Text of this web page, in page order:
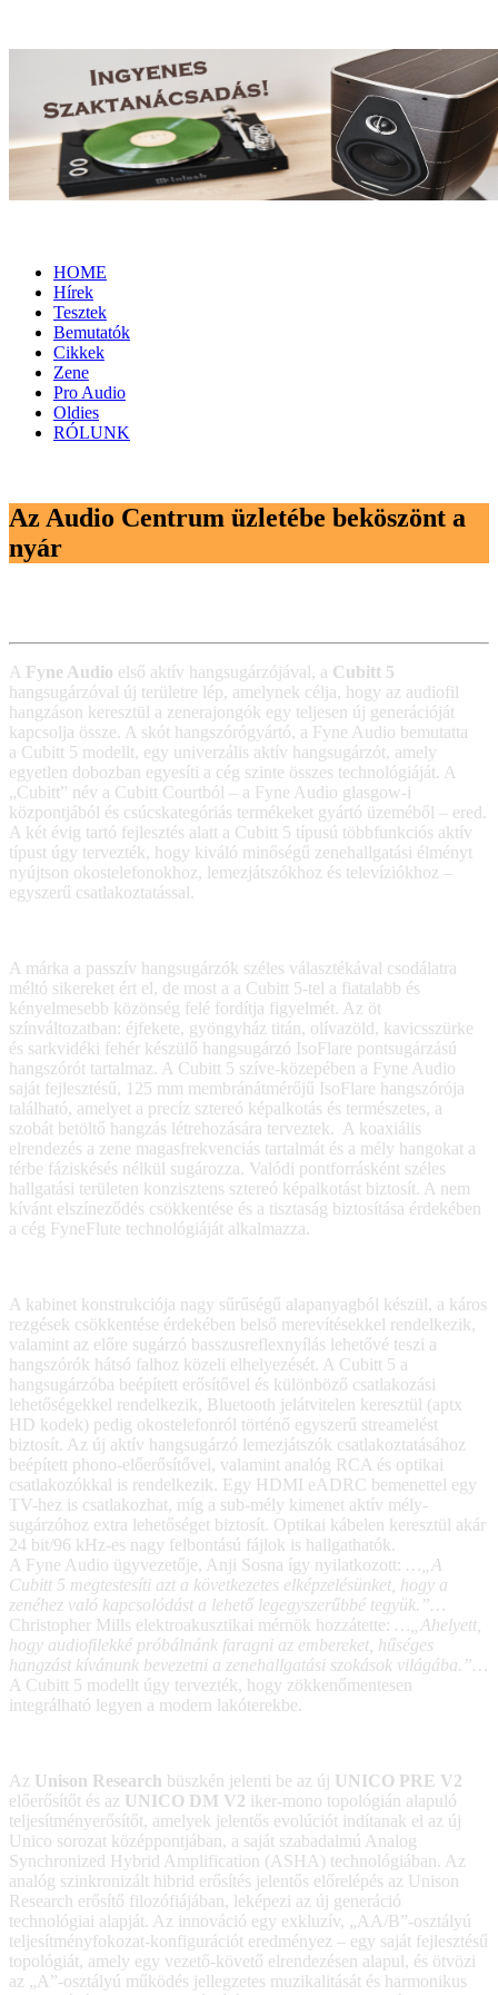
HOME
Hírek
Tesztek
Bemutatók
Cikkek
Zene
Pro Audio
Oldies
RÓLUNK
Az Audio Centrum üzletébe beköszönt a
nyár
A Fyne Audio első aktív hangsugárzójával, a Cubitt 5
hangsugárzóval új területre lép, amelynek célja, hogy az audiofil
hangzáson keresztül a zenerajongók egy teljesen új generációját
kapcsolja össze. A skót hangszórógyártó, a Fyne Audio bemutatta
a Cubitt 5 modellt, egy univerzális aktív hangsugárzót, amely
egyetlen dobozban egyesíti a cég szinte összes technológiáját. A
„Cubitt” név a Cubitt Courtból – a Fyne Audio glasgow-i
központjából és csúcskategóriás termékeket gyártó üzeméből – ered.
A két évig tartó fejlesztés alatt a Cubitt 5 típusú többfunkciós aktív
típust úgy tervezték, hogy kiváló minőségű zenehallgatási élményt
nyújtson okostelefonokhoz, lemezjátszókhoz és televíziókhoz –
egyszerű csatlakoztatással.
A márka a passzív hangsugárzók széles választékával csodálatra
méltó sikereket ért el, de most a a Cubitt 5-tel a fiatalabb és
kényelmesebb közönség felé fordítja figyelmét. Az öt
színváltozatban: éjfekete, gyöngyház titán, olívazöld, kavicsszürke
és sarkvidéki fehér készülő hangsugárzó IsoFlare pontsugárzású
hangszórót tartalmaz. A Cubitt 5 szíve-közepében a Fyne Audio
saját fejlesztésű, 125 mm membránátmérőjű IsoFlare hangszórója
található, amelyet a precíz sztereó képalkotás és természetes, a
szobát betöltő hangzás létrehozására terveztek. A koaxiális
elrendezés a zene magasfrekvenciás tartalmát és a mély hangokat a
térbe fáziskésés nélkül sugározza. Valódi pontforrásként széles
hallgatási területen konzisztens sztereó képalkotást biztosít. A nem
kívánt elszíneződés csökkentése és a tisztaság biztosítása érdekében
a cég FyneFlute technológiáját alkalmazza.
A kabinet konstrukciója nagy sűrűségű alapanyagból készül, a káros
rezgések csökkentése érdekében belső merevítésekkel rendelkezik,
valamint az előre sugárzó basszusreflexnyílás lehetővé teszi a
hangszórók hátsó falhoz közeli elhelyezését. A Cubitt 5 a
hangsugárzóba beépített erősítővel és különböző csatlakozási
lehetőségekkel rendelkezik, Bluetooth jelátvitelen keresztül (aptx
HD kodek) pedig okostelefonról történő egyszerű streamelést
biztosít. Az új aktív hangsugárzó lemezjátszók csatlakoztatásához
beépített phono-előerősítővel, valamint analóg RCA és optikai
csatlakozókkal is rendelkezik. Egy HDMI eADRC bemenettel egy
TV-hez is csatlakozhat, míg a sub-mély kimenet aktív mély-
sugárzóhoz extra lehetőséget biztosít. Optikai kábelen keresztül akár
24 bit/96 kHz-es nagy felbontású fájlok is hallgathatók.
A Fyne Audio ügyvezetője, Anji Sosna így nyilatkozott: …„A
Cubitt 5 megtestesíti azt a következetes elképzelésünket, hogy a
zenéhez való kapcsolódást a lehető legegyszerűbbé tegyük.”…
Christopher Mills elektroakusztikai mérnök hozzátette: …„Ahelyett,
hogy audiofilekké próbálnánk faragni az embereket, hűséges
hangzást kívánunk bevezetni a zenehallgatási szokások világába.”…
A Cubitt 5 modellt úgy tervezték, hogy zökkenőmentesen
integrálható legyen a modern lakóterekbe.
Az Unison Research büszkén jelenti be az új UNICO PRE V2
előerősítőt és az UNICO DM V2 iker-mono topológián alapuló
teljesítményerősítőt, amelyek jelentős evolúciót indítanak el az új
Unico sorozat középpontjában, a saját szabadalmú Analog
Synchronized Hybrid Amplification (ASHA) technológiában. Az
analóg szinkronizált hibrid erősítés jelentős előrelépés az Unison
Research erősítő filozófiájában, leképezi az új generáció
technológiai alapját. Az innováció egy exkluzív, „AA/B”-osztályú
teljesítményfokozat-konfigurációt eredményez – egy saját fejlesztésű
topológiát, amely egy vezető-követő elrendezésen alapul, és ötvözi
az „A”-osztályú működés jellegzetes muzikalitását és harmonikus